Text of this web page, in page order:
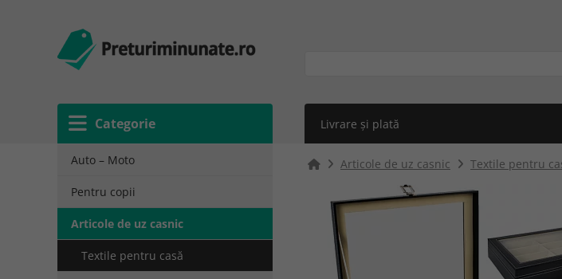
Categorie Livrare și plată
Auto – Moto
Pentru copii
Articole de uz casnic
Textile pentru casă
Articole de uz casnic Textile pentru